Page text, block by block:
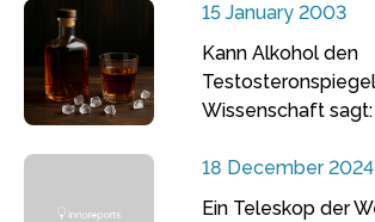
15 January 2003
Kann Alkohol den
Wissenschaft sagt:
18 December 2024
Ein Teleskop der